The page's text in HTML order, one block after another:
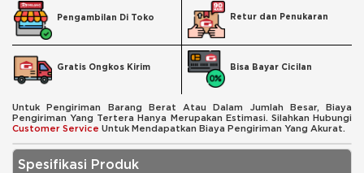
Pengambilan Di Toko Retur dan Penukaran
Gratis Ongkos Kirim Bisa Bayar Cicilan
Untuk Pengiriman Barang Berat Atau Dalam Jumlah Besar, Biaya
Pengiriman Yang Tertera Hanya Merupakan Estimasi. Silahkan Hubungi
Customer Service Untuk Mendapatkan Biaya Pengiriman Yang Akurat.
Spesifikasi Produk